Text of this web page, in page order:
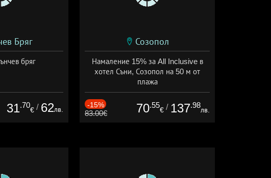
Бряг
бряг
31.70
€ / 62лв.
Созопол
Намаление 15% за All Inclusive в
хотел Съни, Созопол на 50 м от
плажа
Дата: 30.07 - 30.09 + all inclusive
-15%
83.00€ 70.55
€ / 137.98
лв.